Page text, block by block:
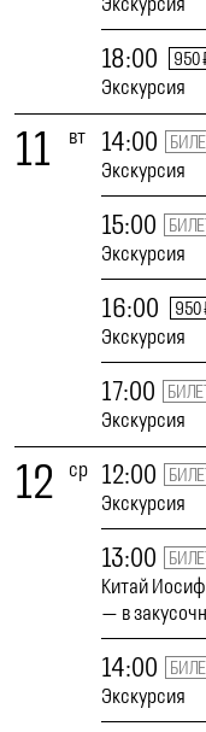
18:00 950
Экскурсия
11 вт 14:00
Экскурсия
15:00
Экскурсия
16:00 950
Экскурсия
17:00
Экскурсия
12 ср 12:00
Экскурсия
13:00
Китай
— в
14:00
Экскурсия